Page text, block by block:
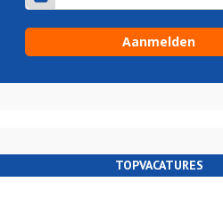
TOPVACATURES